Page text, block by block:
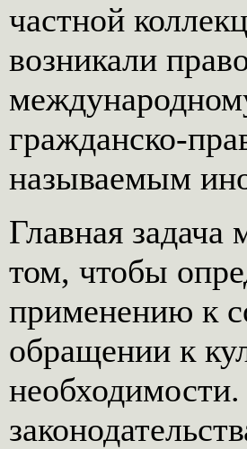
частной
возникали
гражданско-
называемым
Главная задача
том, чтобы
применению к
обращении к